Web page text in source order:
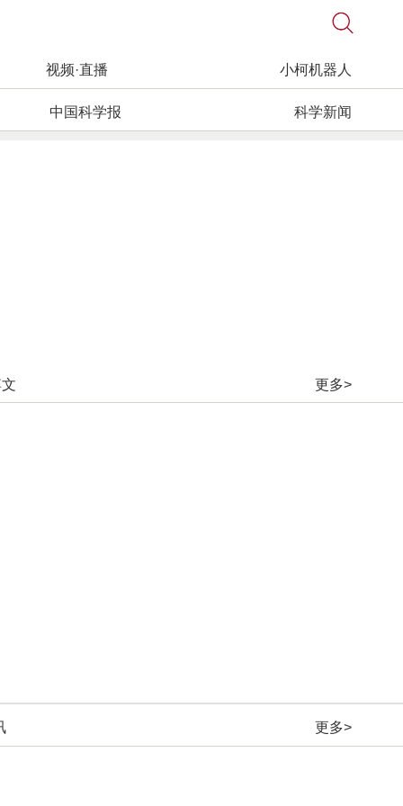
视频·直播 小柯机器人
中国科学报 科学新闻
更多>
更多>